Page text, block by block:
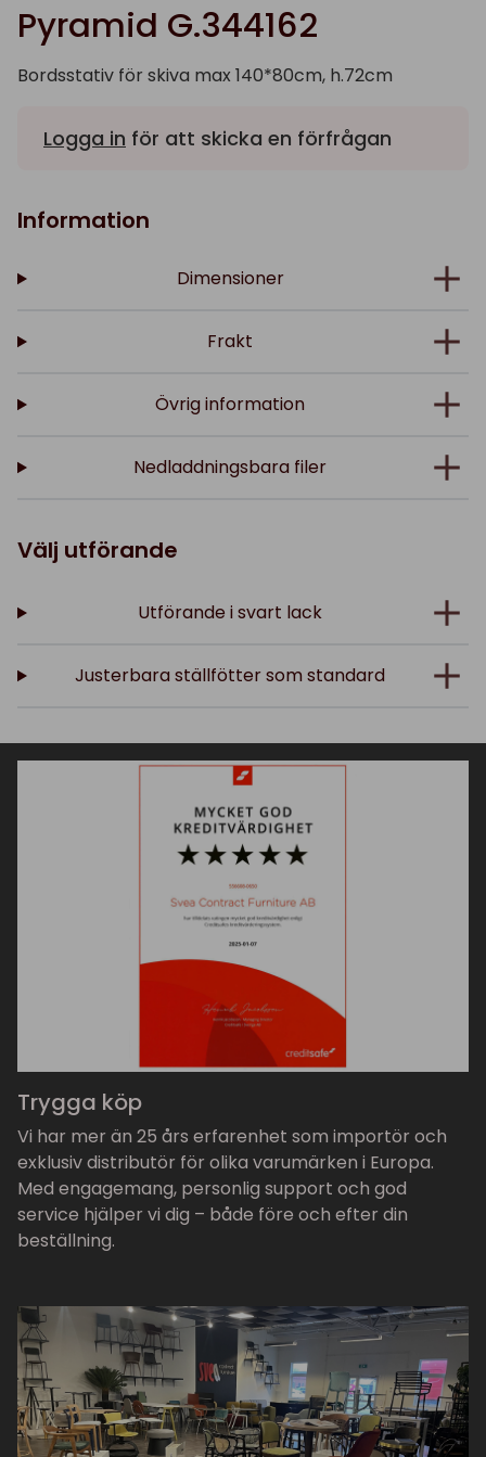
Pyramid G.344162
Bordsstativ för skiva max 140*80cm, h.72cm
Logga in för att skicka en förfrågan
Information
Dimensioner
Frakt
Övrig information
Nedladdningsbara filer
Välj utförande
Utförande i svart lack
Justerbara ställfötter som standard
Trygga köp
Vi har mer än 25 års erfarenhet som importör och
exklusiv distributör för olika varumärken i Europa.
Med engagemang, personlig support och god
service hjälper vi dig – både före och efter din
beställning.